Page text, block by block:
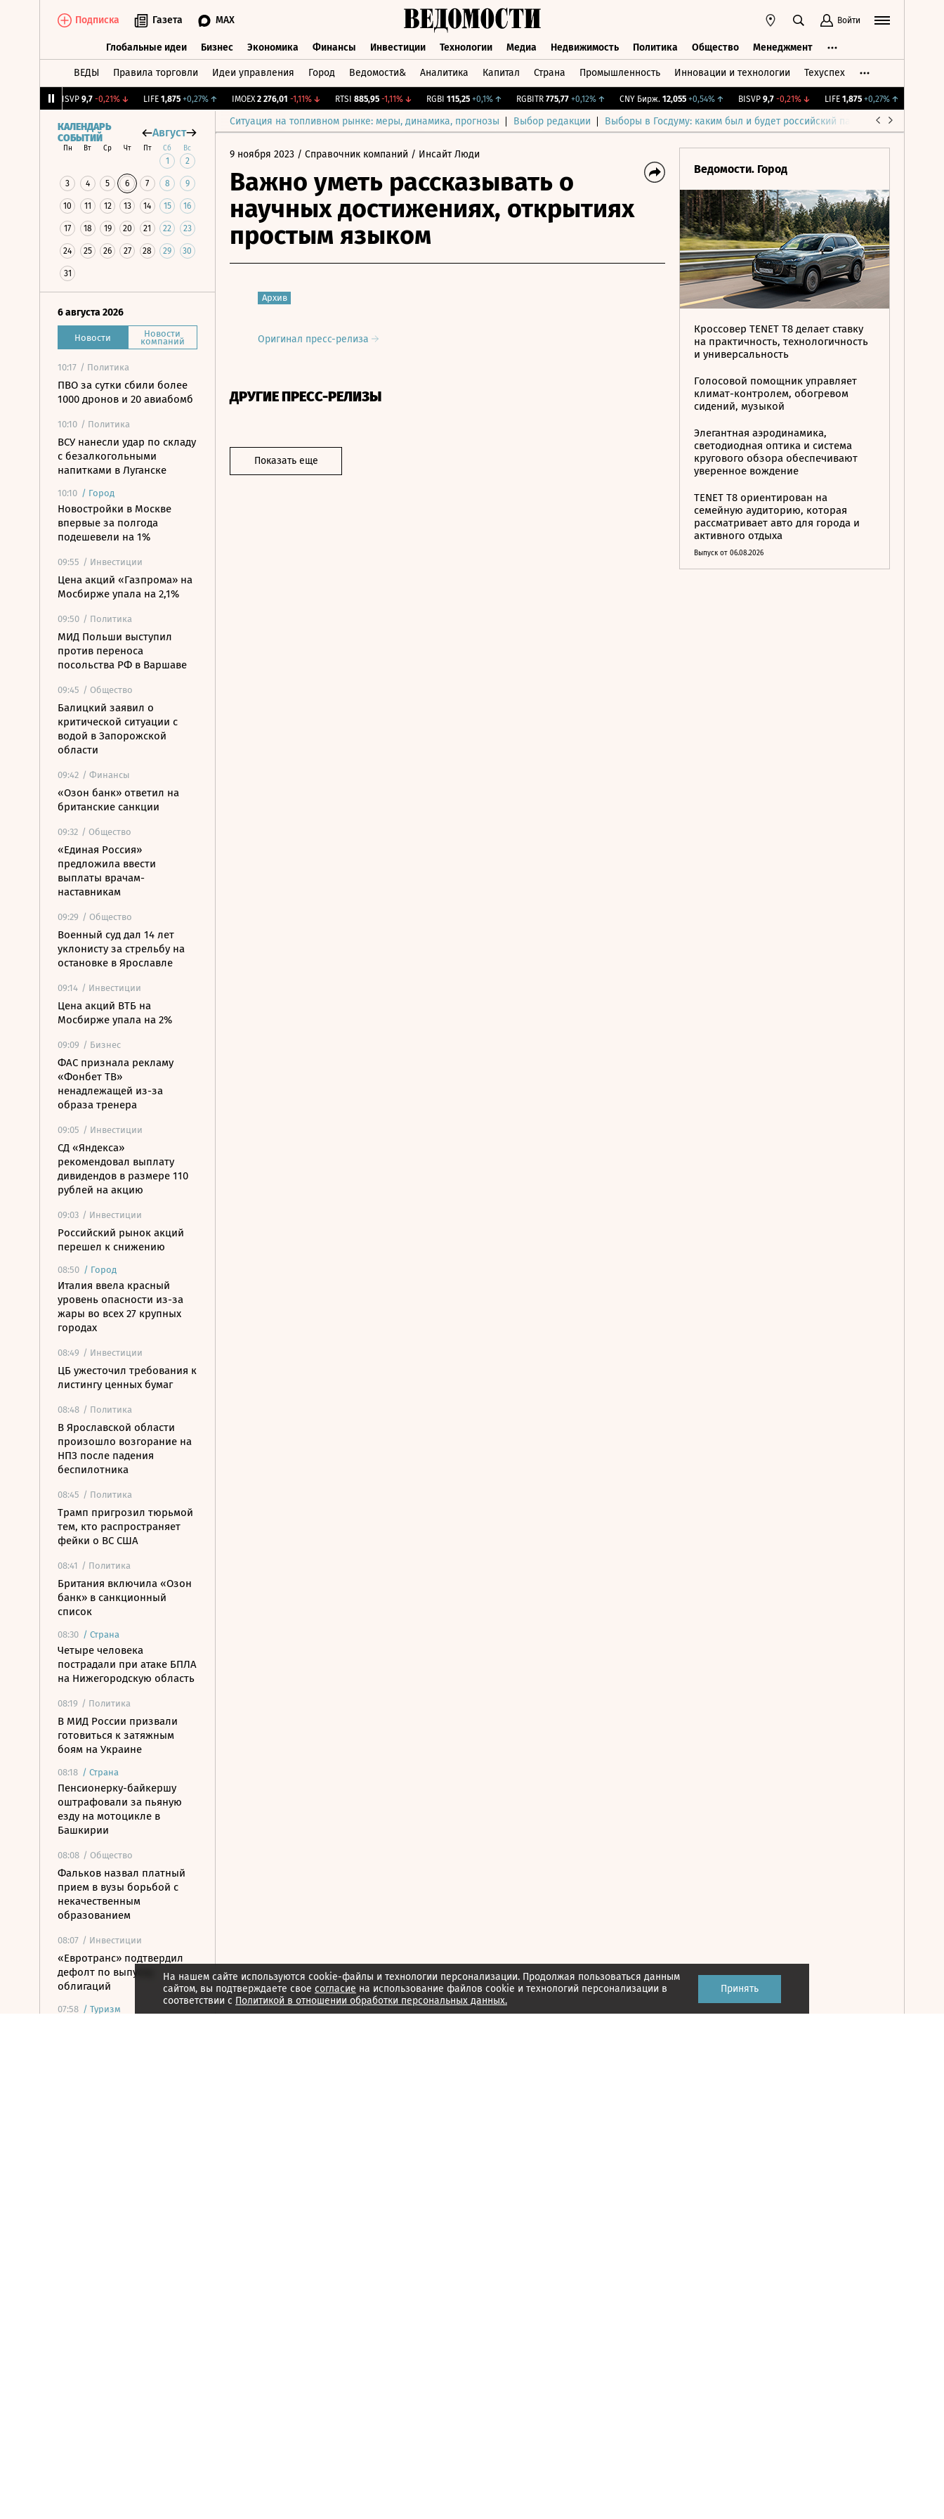
Подписка Газета MAX Войти
Глобальные идеи Бизнес Экономика Финансы Инвестиции Технологии Медиа Недвижимость Политика Общество Менеджмент
ВЕДЫ Правила торговли Идеи управления Город Ведомости& Аналитика Капитал Страна Промышленность Инновации и технологии Техуспех
9,7 -0,21%↓ 1,875 +0,27%↑ IMOEX 2 276,01 -1,11%↓ RTSI 885,95 -1,11%↓ RGBI 115,25 +0,1%↑ RGBITR 775,77 +0,12%↑ CNY Бирж. 12,055 +0,54%↑ BISVP 9,7 -0,21%↓ 1,875 +0,27%↑
Ситуация на топливном рынке: меры, динамика, прогнозы Выбор редакции Выборы в Госдуму: каким был и будет российский парламент
КАЛЕНДАРЬ
СОБЫТИЙ
Август
Пн Вт Ср Чт Пт Сб Вс
1 2
3 4 5 6 7 8 9
10 11 12 13 14 15 16
17 18 19 20 21 22 23
24 25 26 27 28 29 30
31
6 августа 2026
Новости Новости
компаний
10:17 / Политика
ПВО за сутки сбили более
1000 дронов и 20 авиабомб
10:10 / Политика
ВСУ нанесли удар по складу
с безалкогольными
напитками в Луганске
10:10 / Город
Новостройки в Москве
впервые за полгода
подешевели на 1%
09:55 / Инвестиции
Цена акций «Газпрома» на
Мосбирже упала на 2,1%
09:50 / Политика
МИД Польши выступил
против переноса
посольства РФ в Варшаве
09:45 / Общество
Балицкий заявил о
критической ситуации с
водой в Запорожской
области
09:42 / Финансы
«Озон банк» ответил на
британские санкции
09:32 / Общество
«Единая Россия»
предложила ввести
выплаты врачам-
наставникам
09:29 / Общество
Военный суд дал 14 лет
уклонисту за стрельбу на
остановке в Ярославле
09:14 / Инвестиции
Цена акций ВТБ на
Мосбирже упала на 2%
09:09 / Бизнес
ФАС признала рекламу
«Фонбет ТВ»
ненадлежащей из-за
образа тренера
09:05 / Инвестиции
СД «Яндекса»
рекомендовал выплату
дивидендов в размере 110
рублей на акцию
09:03 / Инвестиции
Российский рынок акций
перешел к снижению
08:50 / Город
Италия ввела красный
уровень опасности из-за
жары во всех 27 крупных
городах
08:49 / Инвестиции
ЦБ ужесточил требования к
листингу ценных бумаг
08:48 / Политика
В Ярославской области
произошло возгорание на
НПЗ после падения
беспилотника
08:45 / Политика
Трамп пригрозил тюрьмой
тем, кто распространяет
фейки о ВС США
08:41 / Политика
Британия включила «Озон
банк» в санкционный
список
08:30 / Страна
Четыре человека
пострадали при атаке БПЛА
на Нижегородскую область
08:19 / Политика
В МИД России призвали
готовиться к затяжным
боям на Украине
08:18 / Страна
Пенсионерку-байкершу
оштрафовали за пьяную
езду на мотоцикле в
Башкирии
08:08 / Общество
Фальков назвал платный
прием в вузы борьбой с
некачественным
образованием
08:07 / Инвестиции
«Евротранс» подтвердил
дефолт по выпуску
облигаций
07:58 / Туризм
9 ноября 2023 / Справочник компаний / Инсайт Люди
Важно уметь рассказывать о
научных достижениях, открытиях
простым языком
Архив
Оригинал пресс-релиза
ДРУГИЕ ПРЕСС-РЕЛИЗЫ
Показать еще
Ведомости. Город
Кроссовер TENET T8 делает ставку
на практичность, технологичность
и универсальность
Голосовой помощник управляет
климат-контролем, обогревом
сидений, музыкой
Элегантная аэродинамика,
светодиодная оптика и система
кругового обзора обеспечивают
уверенное вождение
TENET T8 ориентирован на
семейную аудиторию, которая
рассматривает авто для города и
активного отдыха
Выпуск от 06.08.2026
На нашем сайте используются cookie-файлы и технологии персонализации. Продолжая пользоваться данным
сайтом, вы подтверждаете свое согласие на использование файлов cookie и технологий персонализации в
соответствии с Политикой в отношении обработки персональных данных.
Принять